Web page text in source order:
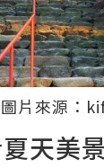
片來源：
天美景